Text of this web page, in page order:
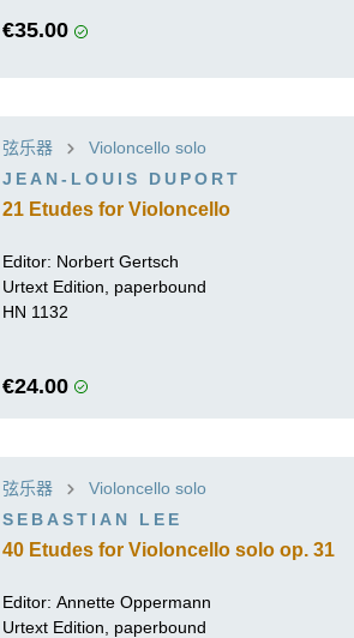
€35.00
弦乐器
Violoncello solo
JEAN-LOUIS DUPORT
21 Etudes for Violoncello
Editor: Norbert Gertsch
Urtext Edition, paperbound
HN 1132
€24.00
弦乐器
Violoncello solo
SEBASTIAN LEE
40 Etudes for Violoncello solo op. 31
Editor: Annette Oppermann
Urtext Edition, paperbound